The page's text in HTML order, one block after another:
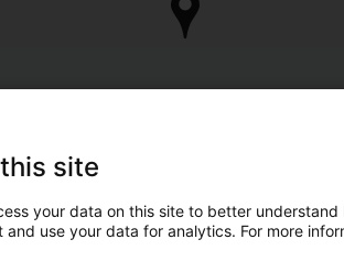
site
your data on this site to better understand
use your data for analytics. For more